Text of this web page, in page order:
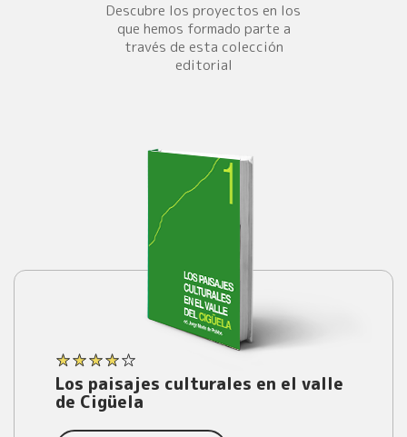
Descubre los proyectos en los
que hemos formado parte a
través de esta colección
editorial
Los paisajes culturales en el valle
de Cigüela